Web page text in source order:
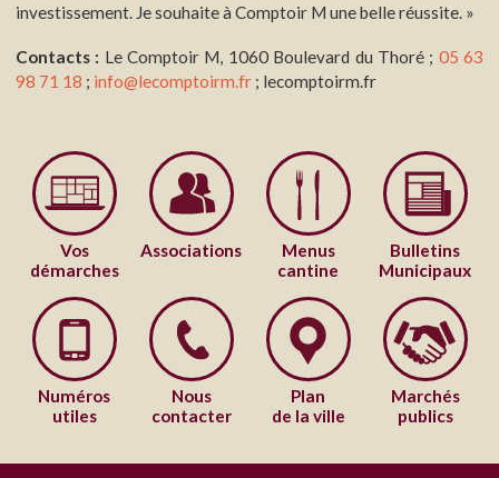
investissement. Je souhaite à Comptoir M une belle réussite. »
Contacts : Le Comptoir M, 1060 Boulevard du Thoré ; 05 63
98 71 18 ; info@lecomptoirm.fr ; lecomptoirm.fr
Vos
démarches
Associations
Menus
cantine
Bulletins
Municipaux
Numéros
utiles
Nous
contacter
Plan
de la ville
Marchés
publics